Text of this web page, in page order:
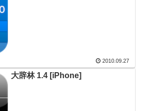
2010.09.27
大辞林 1.4 [iPhone]